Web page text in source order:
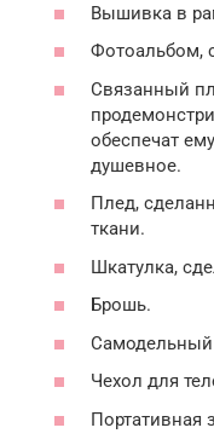
Вышивка в
Фотоальбом,
Связанный
обеспечат
душевное.
Плед,
ткани.
Шкатулка,
Брошь.
Чехол для
Портативная